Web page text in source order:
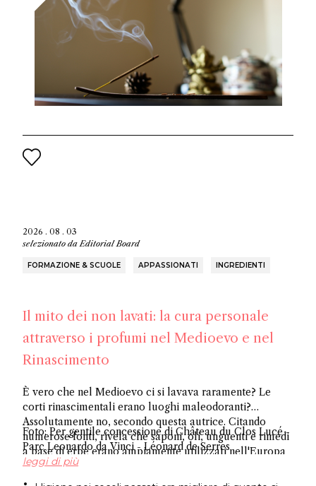
2026 . 08 . 03
selezionato da Editorial Board
FORMAZIONE & SCUOLE APPASSIONATI INGREDIENTI
Il mito dei non lavati: la cura personale
attraverso i profumi nel Medioevo e nel
Rinascimento
È vero che nel Medioevo ci si lavava raramente? Le
corti rinascimentali erano luoghi maleodoranti?
Assolutamente no, secondo questa autrice. Citando
numerose fonti, rivela che saponi, oli, unguenti e rimedi
a base di erbe erano ampiamente utilizzati nell'Europa
occidentale, sfatando l'antico mito sull'igiene.
Foto: Per gentile concessione di Château du Clos Lucé -
Parc Leonardo da Vinci - Léonard de Serres
leggi di più